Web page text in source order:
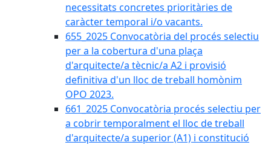
necessitats concretes prioritàries de
caràcter temporal i/o vacants.
655_2025 Convocatòria del procés selectiu
per a la cobertura d'una plaça
d'arquitecte/a tècnic/a A2 i provisió
definitiva d'un lloc de treball homònim
OPO 2023.
661_2025 Convocatòria procés selectiu per
a cobrir temporalment el lloc de treball
d'arquitecte/a superior (A1) i constitució